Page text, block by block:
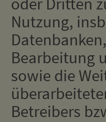
Nutzung,
Bearbeitung
sowie die
Betreibers